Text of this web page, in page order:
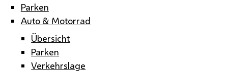
Parken
Auto & Motorrad
Übersicht
Parken
Verkehrslage